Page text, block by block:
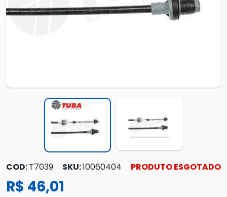
COD:T7039 SKU:10060404 PRODUTO ESGOTADO
R$ 46,01